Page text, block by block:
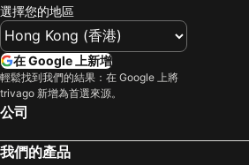
Roaders Plus Hotel Taipei Station
柯達大飯店台北一店
捷絲旅-西門町館
新驛旅店台北車站二館
明日大飯店
台北美侖大飯店
台中烏日高鐵站
烏來溫泉
捷運中山站
大安森林公園
台中一中商圈
內湖區
士林夜
選擇您的地區
在 Google 上新增
輕鬆找到我們的結果：在 Google 上將
trivago 新增為首選來源。
公司
我們的產品